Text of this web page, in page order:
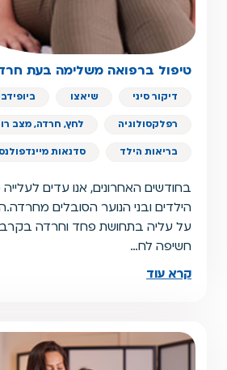
טיפול ברפואה משלימה בעת
דיקור סיני שיאצו
רפלקסולוגיה לחץ, חרדה, מצב
בריאות הילד סדנאות מיינדפולנס
בחודשים האחרונים, אנו עדים
הילדים ובני הנוער הסובלים
על עליה בתחושת פחד וחרדה
חשיפה לח…
קרא עוד